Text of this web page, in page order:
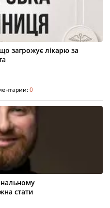
загрожує лікарю за
0
стати